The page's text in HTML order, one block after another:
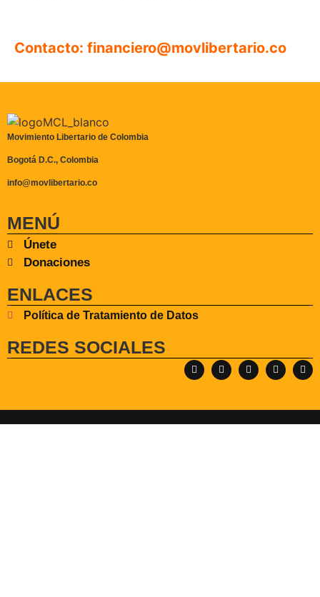
Contacto: financiero@movlibertario.co
Movimiento Libertario de Colombia
Bogotá D.C., Colombia
info@movlibertario.co
MENÚ
Únete
Donaciones
ENLACES
Política de Tratamiento de Datos
REDES SOCIALES